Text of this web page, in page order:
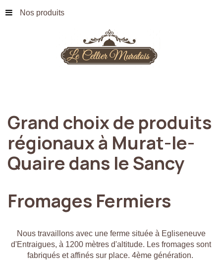
Nos produits
Grand choixde produits
régionauxà Murat-le-
Quairedans leSancy
Fromages Fermiers
Nous travaillons avec une ferme située à Egliseneuve
d'Entraigues, à 1200 mètres d'altitude. Les fromages sont
fabriqués et affinés sur place. 4ème génération.